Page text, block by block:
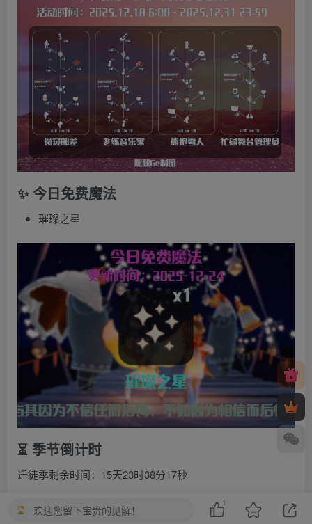
✨ 今日免费魔法
璀璨之星
⏳ 季节倒计时
迁徒季剩余时间：15天23时38分17秒
有季卡完全毕业：67天
欢迎您留下宝贵的见解！
1